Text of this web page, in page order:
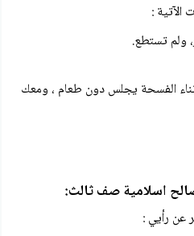
الآتية :
ولم تستطع.
الفسحة يجلس دون طعام ، ومعك
اسلامية صف ثالث:
عن رأيي :